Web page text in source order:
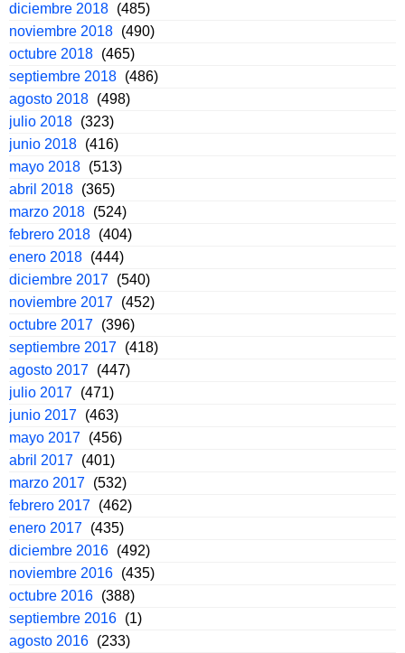
diciembre 2018 (485)
noviembre 2018 (490)
octubre 2018 (465)
septiembre 2018 (486)
agosto 2018 (498)
julio 2018 (323)
junio 2018 (416)
mayo 2018 (513)
abril 2018 (365)
marzo 2018 (524)
febrero 2018 (404)
enero 2018 (444)
diciembre 2017 (540)
noviembre 2017 (452)
octubre 2017 (396)
septiembre 2017 (418)
agosto 2017 (447)
julio 2017 (471)
junio 2017 (463)
mayo 2017 (456)
abril 2017 (401)
marzo 2017 (532)
febrero 2017 (462)
enero 2017 (435)
diciembre 2016 (492)
noviembre 2016 (435)
octubre 2016 (388)
septiembre 2016 (1)
agosto 2016 (233)